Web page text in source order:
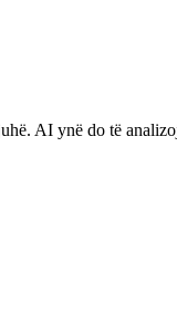
AI ynë do të